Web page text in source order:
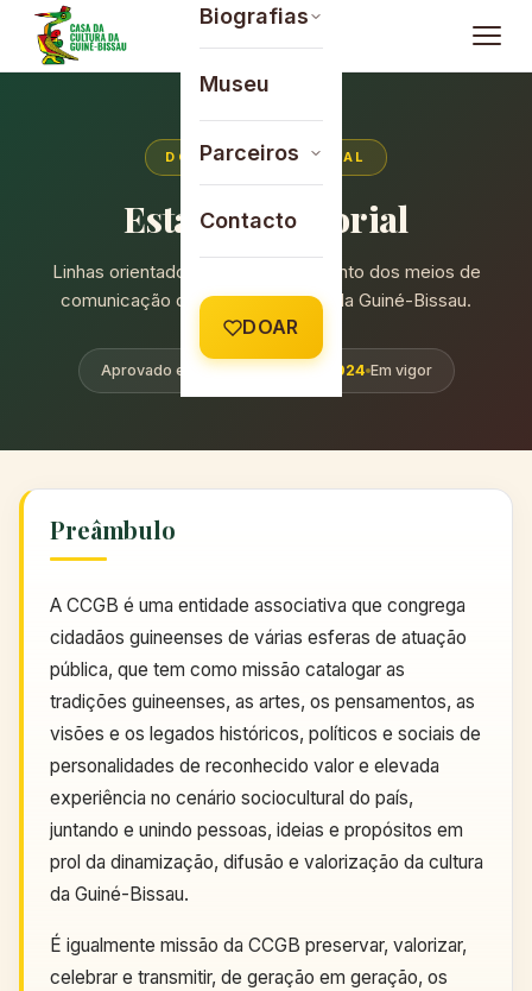
Saltar para o conteúdoBiografias
Museu
Parceiros
Contacto
DOAR
DOCUMENTO OFICIAL
Estatuto Editorial
Linhas orientadoras do funcionamento dos meios de
comunicação da Casa da Cultura da Guiné-Bissau.
Aprovado em 22 de março de 2024 Em vigor
Preâmbulo
A CCGB é uma entidade associativa que congrega
cidadãos guineenses de várias esferas de atuação
pública, que tem como missão catalogar as
tradições guineenses, as artes, os pensamentos, as
visões e os legados históricos, políticos e sociais de
personalidades de reconhecido valor e elevada
experiência no cenário sociocultural do país,
juntando e unindo pessoas, ideias e propósitos em
prol da dinamização, difusão e valorização da cultura
da Guiné-Bissau.
É igualmente missão da CCGB preservar, valorizar,
celebrar e transmitir, de geração em geração, os